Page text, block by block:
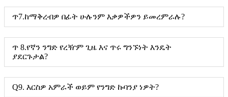
ጥ7.ከማቅረብዎ በፊት ሁሉንም እቃዎችዎን ይመረምራሉ?
ጥ 8.የኛን ንግድ የረዥም ጊዜ እና ጥሩ ግንኙነት እንዴት
ያደርጉታል?
Q9. እርስዎ አምራች ወይም የንግድ ኩባንያ ነዎት?